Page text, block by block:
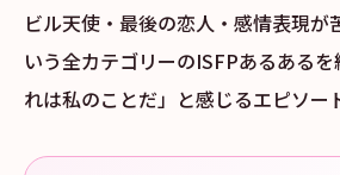
ビル天使・最後の恋人・感情表現が
いう全カテゴリーのISFPあるある
れは私のことだ」と感じるエピソー